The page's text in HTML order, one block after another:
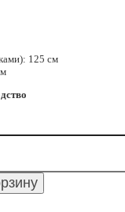
125 см